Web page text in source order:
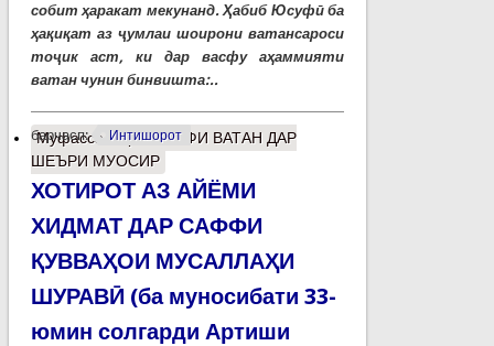
собит ҳаракат мекунанд. Ҳабиб Юсуфӣ ба
ҳақиқат аз ҷумлаи шоирони ватансароси
тоҷик аст, ки дар васфу аҳаммияти
ватан чунин бинвишта:..
барчасп: Интишорот
Муфассалтаро ВАСФИ ВАТАН ДАР
ШЕЪРИ МУОСИР
ХОТИРОТ АЗ АЙЁМИ
ХИДМАТ ДАР САФФИ
ҚУВВАҲОИ МУСАЛЛАҲИ
ШУРАВӢ (ба муносибати 33-
юмин солгарди Артиши